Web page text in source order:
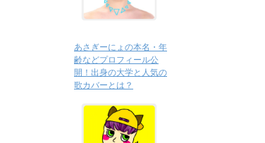
あさぎーにょの本名・年
齢などプロフィール公
開！出身の大学と人気の
歌カバーとは？